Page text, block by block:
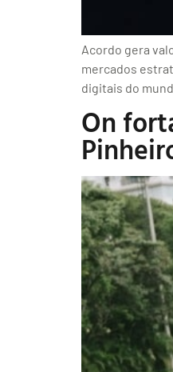
Acordo gera
mercados
digitais do
On